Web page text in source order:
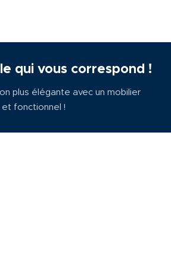
qui vous correspond !
plus élégante avec un mobilier
fonctionnel !